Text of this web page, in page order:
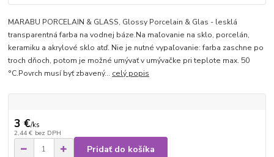
MARABU PORCELAIN & GLASS, Glossy Porcelain & Glas - lesklá
transparentná farba na vodnej báze.Na maľovanie na sklo, porcelán,
keramiku a akrylové sklo atď. Nie je nutné vypaľovanie: farba zaschne po
troch dňoch, potom je možné umývať v umývačke pri teplote max. 50
°C.Povrch musí byť zbavený... celý popis
3 €/ks
2,44 € bez DPH
Pridať do košíka